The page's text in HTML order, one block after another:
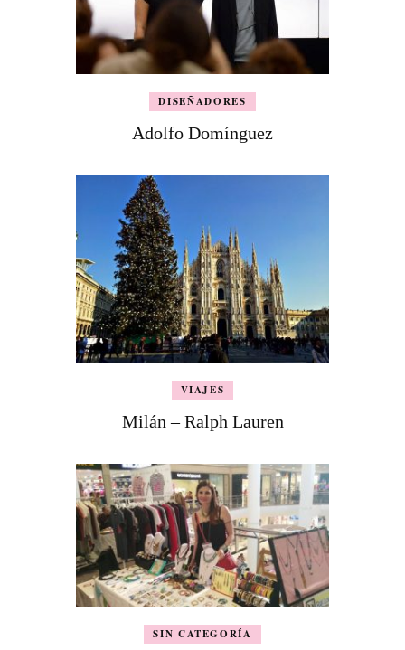
DISEÑADORES
Adolfo Domínguez
VIAJES
Milán – Ralph Lauren
SIN CATEGORÍA